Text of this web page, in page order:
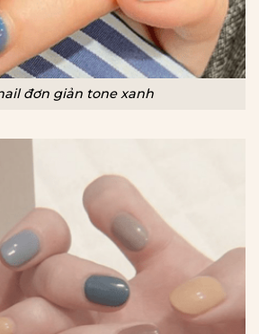
đơn giản tone xanh